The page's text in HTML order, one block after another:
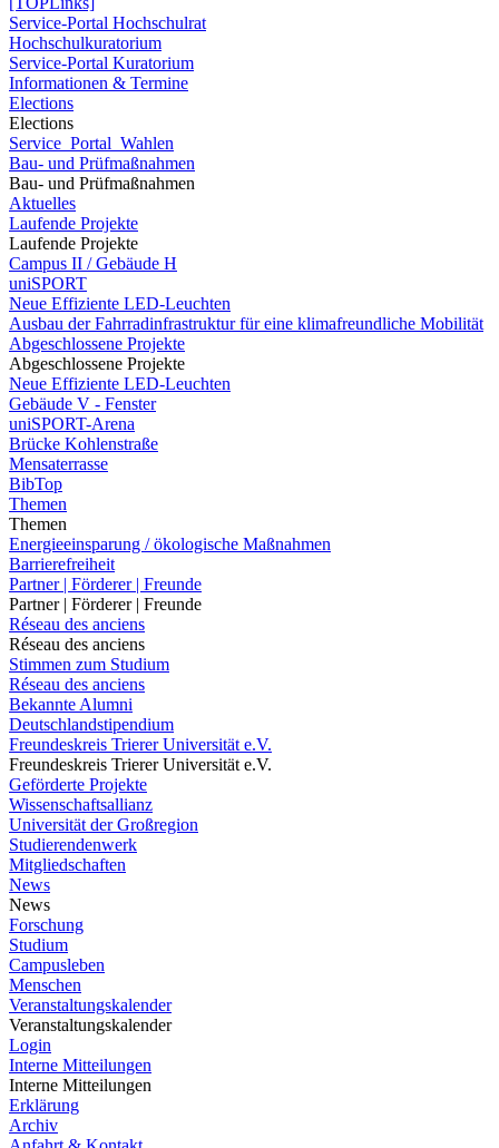
Service-Portal Hochschulrat
Hochschulkuratorium
Service-Portal Kuratorium
Informationen & Termine
Elections
Elections
Service_Portal_Wahlen
Bau- und Prüfmaßnahmen
Bau- und Prüfmaßnahmen
Aktuelles
Laufende Projekte
Laufende Projekte
Campus II / Gebäude H
uniSPORT
Neue Effiziente LED-Leuchten
Ausbau der Fahrradinfrastruktur für eine klimafreundliche Mobilität
Abgeschlossene Projekte
Abgeschlossene Projekte
Neue Effiziente LED-Leuchten
Gebäude V - Fenster
uniSPORT-Arena
Brücke Kohlenstraße
Mensaterrasse
BibTop
Themen
Themen
Energieeinsparung / ökologische Maßnahmen
Barrierefreiheit
Partner | Förderer | Freunde
Partner | Förderer | Freunde
Réseau des anciens
Réseau des anciens
Stimmen zum Studium
Réseau des anciens
Bekannte Alumni
Deutschlandstipendium
Freundeskreis Trierer Universität e.V.
Freundeskreis Trierer Universität e.V.
Geförderte Projekte
Wissenschaftsallianz
Universität der Großregion
Studierendenwerk
Mitgliedschaften
News
News
Forschung
Studium
Campusleben
Menschen
Veranstaltungskalender
Veranstaltungskalender
Login
Interne Mitteilungen
Interne Mitteilungen
Erklärung
Archiv